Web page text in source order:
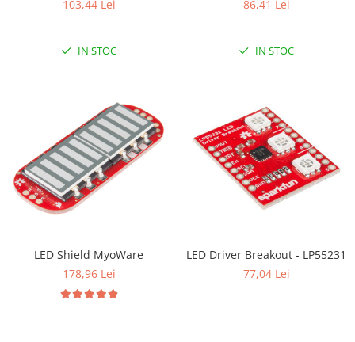
103,44 Lei
IN STOC
86,41 Lei
IN STOC
LED Shield MyoWare
178,96 Lei
LED Driver Breakout - LP55231
77,04 Lei